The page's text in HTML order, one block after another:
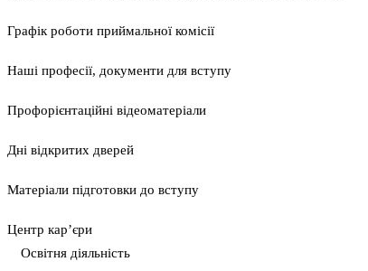
Графік роботи приймальної комісії
Наші професії, документи для вступу
Профорієнтаційні відеоматеріали
Дні відкритих дверей
Матеріали підготовки до вступу
Центр кар’єри
Освітня діяльність